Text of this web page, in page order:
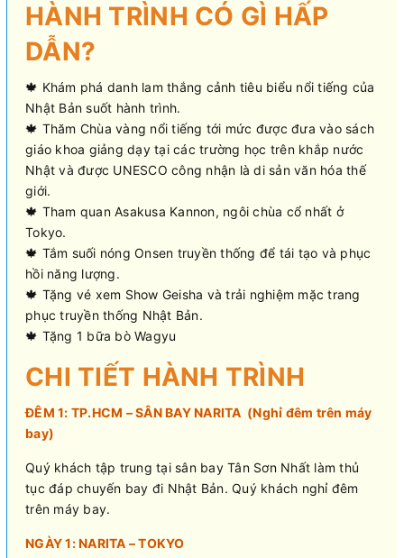
HÀNH TRÌNH CÓ GÌ HẤP
DẪN?
🍁 Khám phá danh lam thắng cảnh tiêu biểu nổi tiếng của
Nhật Bản suốt hành trình.
🍁 Thăm Chùa vàng nổi tiếng tới mức được đưa vào sách
giáo khoa giảng dạy tại các trường học trên khắp nước
Nhật và được UNESCO công nhận là di sản văn hóa thế
giới.
🍁 Tham quan Asakusa Kannon, ngôi chùa cổ nhất ở
Tokyo.
🍁 Tắm suối nóng Onsen truyền thống để tái tạo và phục
hồi năng lượng.
🍁 Tặng vé xem Show Geisha và trải nghiệm mặc trang
phục truyền thống Nhật Bản.
🍁 Tặng 1 bữa bò Wagyu
CHI TIẾT HÀNH TRÌNH
ĐÊM 1: TP.HCM – SÂN BAY NARITA (Nghỉ đêm trên máy
bay)
Quý khách tập trung tại sân bay Tân Sơn Nhất làm thủ
tục đáp chuyến bay đi Nhật Bản. Quý khách nghỉ đêm
trên máy bay.
NGÀY 1: NARITA – TOKYO